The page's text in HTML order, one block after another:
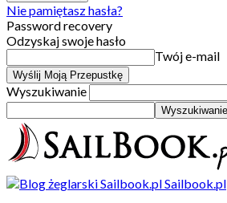
Nie pamiętasz hasła?
Password recovery
Odzyskaj swoje hasło
Twój e-mail
Wyszukiwanie
Sailbook.pl